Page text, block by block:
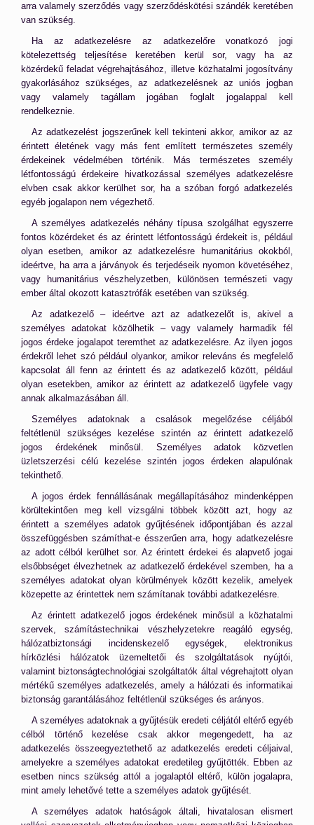
arra valamely szerződés vagy szerződéskötési szándék keretében
van szükség.
Ha az adatkezelésre az adatkezelőre vonatkozó jogi
kötelezettség teljesítése keretében kerül sor, vagy ha az
közérdekű feladat végrehajtásához, illetve közhatalmi jogosítvány
gyakorlásához szükséges, az adatkezelésnek az uniós jogban
vagy valamely tagállam jogában foglalt jogalappal kell
rendelkeznie.
Az adatkezelést jogszerűnek kell tekinteni akkor, amikor az az
érintett életének vagy más fent említett természetes személy
érdekeinek védelmében történik. Más természetes személy
létfontosságú érdekeire hivatkozással személyes adatkezelésre
elvben csak akkor kerülhet sor, ha a szóban forgó adatkezelés
egyéb jogalapon nem végezhető.
A személyes adatkezelés néhány típusa szolgálhat egyszerre
fontos közérdeket és az érintett létfontosságú érdekeit is, például
olyan esetben, amikor az adatkezelésre humanitárius okokból,
ideértve, ha arra a járványok és terjedéseik nyomon követéséhez,
vagy humanitárius vészhelyzetben, különösen természeti vagy
ember által okozott katasztrófák esetében van szükség.
Az adatkezelő – ideértve azt az adatkezelőt is, akivel a
személyes adatokat közölhetik – vagy valamely harmadik fél
jogos érdeke jogalapot teremthet az adatkezelésre. Az ilyen jogos
érdekről lehet szó például olyankor, amikor releváns és megfelelő
kapcsolat áll fenn az érintett és az adatkezelő között, például
olyan esetekben, amikor az érintett az adatkezelő ügyfele vagy
annak alkalmazásában áll.
Személyes adatoknak a csalások megelőzése céljából
feltétlenül szükséges kezelése szintén az érintett adatkezelő
jogos érdekének minősül. Személyes adatok közvetlen
üzletszerzési célú kezelése szintén jogos érdeken alapulónak
tekinthető.
A jogos érdek fennállásának megállapításához mindenképpen
körültekintően meg kell vizsgálni többek között azt, hogy az
érintett a személyes adatok gyűjtésének időpontjában és azzal
összefüggésben számíthat-e ésszerűen arra, hogy adatkezelésre
az adott célból kerülhet sor. Az érintett érdekei és alapvető jogai
elsőbbséget élvezhetnek az adatkezelő érdekével szemben, ha a
személyes adatokat olyan körülmények között kezelik, amelyek
közepette az érintettek nem számítanak további adatkezelésre.
Az érintett adatkezelő jogos érdekének minősül a közhatalmi
szervek, számítástechnikai vészhelyzetekre reagáló egység,
hálózatbiztonsági incidenskezelő egységek, elektronikus
hírközlési hálózatok üzemeltetői és szolgáltatások nyújtói,
valamint biztonságtechnológiai szolgáltatók által végrehajtott olyan
mértékű személyes adatkezelés, amely a hálózati és informatikai
biztonság garantálásához feltétlenül szükséges és arányos.
A személyes adatoknak a gyűjtésük eredeti céljától eltérő egyéb
célból történő kezelése csak akkor megengedett, ha az
adatkezelés összeegyeztethető az adatkezelés eredeti céljaival,
amelyekre a személyes adatokat eredetileg gyűjtötték. Ebben az
esetben nincs szükség attól a jogalaptól eltérő, külön jogalapra,
mint amely lehetővé tette a személyes adatok gyűjtését.
A személyes adatok hatóságok általi, hivatalosan elismert